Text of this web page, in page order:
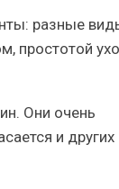
разные
простотой
Они очень
и других